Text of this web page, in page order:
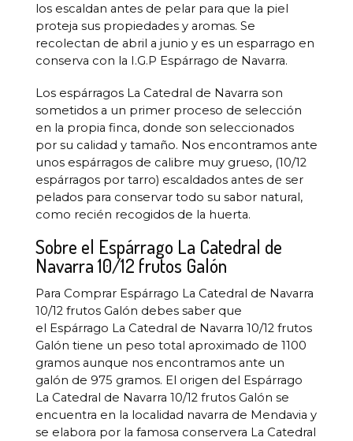
los escaldan antes de pelar para que la piel
proteja sus propiedades y aromas. Se
recolectan de abril a junio y es un esparrago en
conserva con la I.G.P Espárrago de Navarra.
Los espárragos La Catedral de Navarra son
sometidos a un primer proceso de selección
en la propia finca, donde son seleccionados
por su calidad y tamaño. Nos encontramos ante
unos espárragos de calibre muy grueso, (10/12
espárragos por tarro) escaldados antes de ser
pelados para conservar todo su sabor natural,
como recién recogidos de la huerta.
Sobre el Espárrago La Catedral de
Navarra 10/12 frutos Galón
Para Comprar Espárrago La Catedral de Navarra
10/12 frutos Galón debes saber que
el Espárrago La Catedral de Navarra 10/12 frutos
Galón tiene un peso total aproximado de 1100
gramos aunque nos encontramos ante un
galón de 975 gramos. El origen del Espárrago
La Catedral de Navarra 10/12 frutos Galón se
encuentra en la localidad navarra de Mendavia y
se elabora por la famosa conservera La Catedral